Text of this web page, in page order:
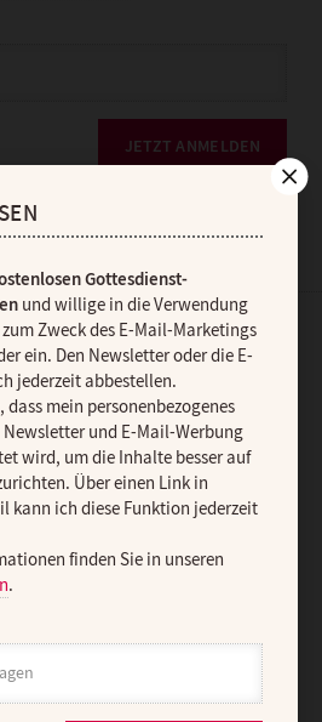
JETZT ANMELDEN
Datenschutz Barrierefreiheit
Impressum
Abo online kündigen
Gottesdienst-
und willige in die Verwendung
Zweck des E-Mail-Marketings
ein. Den Newsletter oder die E-
jederzeit abbestellen.
mein personenbezogenes
und E-Mail-Werbung
wird, um die Inhalte besser auf
Über einen Link in
kann ich diese Funktion jederzeit
finden Sie in unseren
.